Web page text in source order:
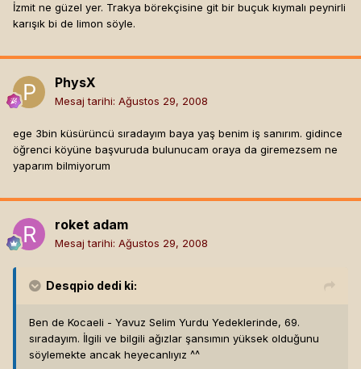
İzmit ne güzel yer. Trakya börekçisine git bir buçuk kıymalı peynirli
karışık bi de limon söyle.
PhysX
Mesaj tarihi: Ağustos 29, 2008
ege 3bin küsürüncü sıradayım baya yaş benim iş sanırım. gidince
öğrenci köyüne başvuruda bulunucam oraya da giremezsem ne
yaparım bilmiyorum
roket adam
Mesaj tarihi: Ağustos 29, 2008
Desqpio dedi ki:
Ben de Kocaeli - Yavuz Selim Yurdu Yedeklerinde, 69.
sıradayım. İlgili ve bilgili ağızlar şansımın yüksek olduğunu
söylemekte ancak heyecanlıyız ^^